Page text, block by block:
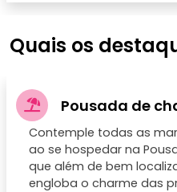
Quais os
Pousada de
Contemple todas as
ao se hospedar na
que além de bem
engloba o charme das